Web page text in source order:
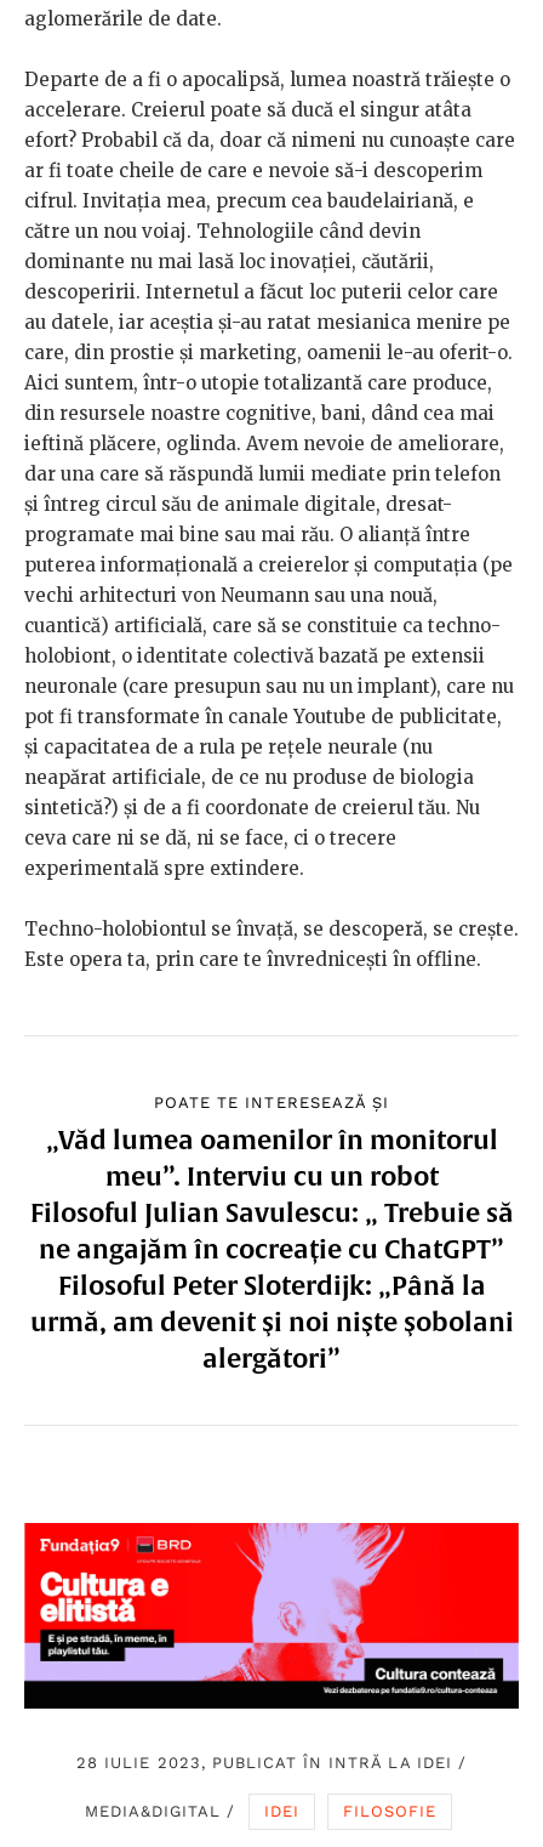
aglomerările de date.
Departe de a fi o apocalipsă, lumea noastră trăiește o
accelerare. Creierul poate să ducă el singur atâta
efort? Probabil că da, doar că nimeni nu cunoaște care
ar fi toate cheile de care e nevoie să-i descoperim
cifrul. Invitația mea, precum cea baudelairiană, e
către un nou voiaj. Tehnologiile când devin
dominante nu mai lasă loc inovației, căutării,
descoperirii. Internetul a făcut loc puterii celor care
au datele, iar aceștia și-au ratat mesianica menire pe
care, din prostie și marketing, oamenii le-au oferit-o.
Aici suntem, într-o utopie totalizantă care produce,
din resursele noastre cognitive, bani, dând cea mai
ieftină plăcere, oglinda. Avem nevoie de ameliorare,
dar una care să răspundă lumii mediate prin telefon
și întreg circul său de animale digitale, dresat-
programate mai bine sau mai rău. O alianță între
puterea informațională a creierelor și computația (pe
vechi arhitecturi von Neumann sau una nouă,
cuantică) artificială, care să se constituie ca techno-
holobiont, o identitate colectivă bazată pe extensii
neuronale (care presupun sau nu un implant), care nu
pot fi transformate în canale Youtube de publicitate,
și capacitatea de a rula pe rețele neurale (nu
neapărat artificiale, de ce nu produse de biologia
sintetică?) și de a fi coordonate de creierul tău. Nu
ceva care ni se dă, ni se face, ci o trecere
experimentală spre extindere.
Techno-holobiontul se învață, se descoperă, se crește.
Este opera ta, prin care te învrednicești în offline.
POATE TE INTERESEAZĂ ȘI
„Văd lumea oamenilor în monitorul
meu”. Interviu cu un robot
Filosoful Julian Savulescu: „ Trebuie să
ne angajăm în cocreație cu ChatGPT”
Filosoful Peter Sloterdijk: „Până la
urmă, am devenit şi noi nişte şobolani
alergători”
28 IULIE 2023, PUBLICAT ÎN INTRĂ LA IDEI /
MEDIA&DIGITAL / IDEI FILOSOFIE